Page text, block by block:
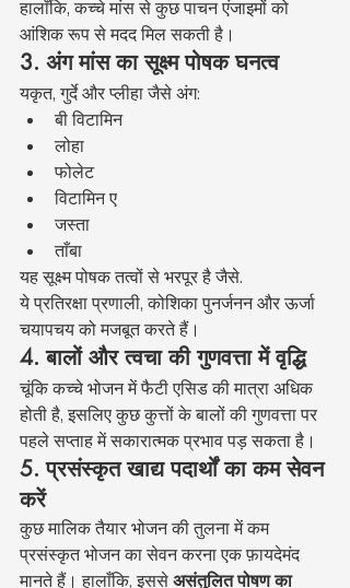
हालाँकि, कच्चे मांस से कुछ पाचन एंजाइमों को
आंशिक रूप से मदद मिल सकती है।
3. अंग मांस का सूक्ष्म पोषक घनत्व
यकृत, गुर्दे और प्लीहा जैसे अंग:
बी विटामिन
लोहा
फोलेट
विटामिन ए
जस्ता
ताँबा
यह सूक्ष्म पोषक तत्वों से भरपूर है जैसे.
ये प्रतिरक्षा प्रणाली, कोशिका पुनर्जनन और ऊर्जा
चयापचय को मजबूत करते हैं।
4. बालों और त्वचा की गुणवत्ता में वृद्धि
चूंकि कच्चे भोजन में फैटी एसिड की मात्रा अधिक
होती है, इसलिए कुछ कुत्तों के बालों की गुणवत्ता पर
पहले सप्ताह में सकारात्मक प्रभाव पड़ सकता है।
5. प्रसंस्कृत खाद्य पदार्थों का कम सेवन
करें
कुछ मालिक तैयार भोजन की तुलना में कम
प्रसंस्कृत भोजन का सेवन करना एक फ़ायदेमंद
मानते हैं। हालाँकि, इससे असंतुलित पोषण का